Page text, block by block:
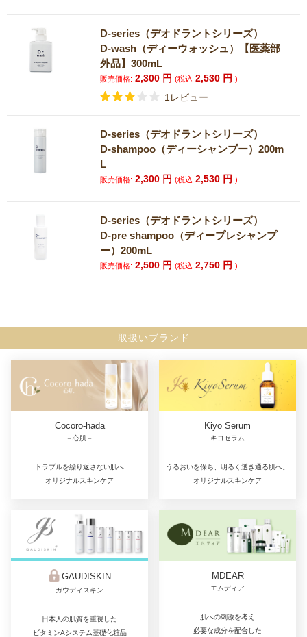
D-series（デオドラントシリーズ）
D-wash（ディーウォッシュ）【医薬部
外品】300mL
販売価格: 2,300 円(税込 2,530 円)
1レビュー
D-series（デオドラントシリーズ）
D-shampoo（ディーシャンプー）200m
L
販売価格: 2,300 円(税込 2,530 円)
D-series（デオドラントシリーズ）
D-pre shampoo（ディープレシャンプ
ー）200mL
販売価格: 2,500 円(税込 2,750 円)
取扱いブランド
Cocoro-hada
－心肌－
トラブルを繰り返さない肌へ
オリジナルスキンケア
Kiyo Serum
キヨセラム
うるおいを保ち、明るく透き通る肌へ。
オリジナルスキンケア
GAUDISKIN
ガウディスキン
日本人の肌質を重視した
ビタミンAシステム基礎化粧品
MDEAR
エムディア
肌への刺激を考え
必要な成分を配合した